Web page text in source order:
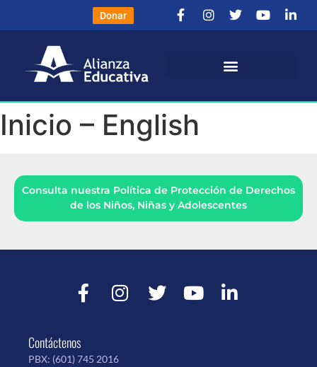
Donar
Inicio – English
Consulta nuestra Política de Protección de Derechos
de los Niños, Niñas y Adolescentes
Contáctenos
PBX: (601) 745 2016